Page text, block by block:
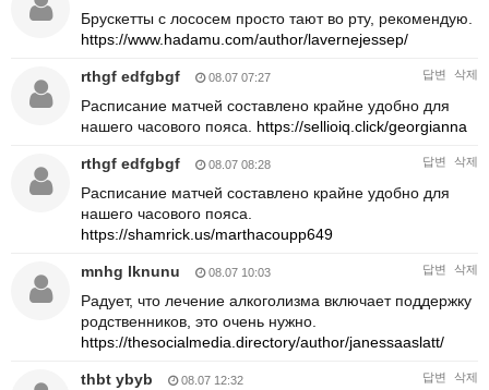
Брускетты с лососем просто тают во рту, рекомендую.
https://www.hadamu.com/author/lavernejessep/
rthgf edfgbgf 08.07 07:27 답변 삭제
Расписание матчей составлено крайне удобно для
нашего часового пояса. https://sellioiq.click/georgianna
rthgf edfgbgf 08.07 08:28 답변 삭제
Расписание матчей составлено крайне удобно для
нашего часового пояса.
https://shamrick.us/marthacoupp649
mnhg lknunu 08.07 10:03 답변 삭제
Радует, что лечение алкоголизма включает поддержку
родственников, это очень нужно.
https://thesocialmedia.directory/author/janessaaslatt/
thbt ybyb 08.07 12:32 답변 삭제